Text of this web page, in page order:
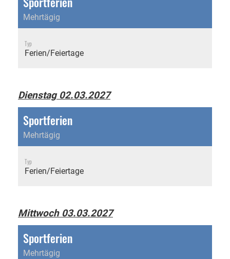
Mehrtägig
Typ
Ferien/Feiertage
Dienstag 02.03.2027
Sportferien
Mehrtägig
Typ
Ferien/Feiertage
Mittwoch 03.03.2027
Sportferien
Mehrtägig